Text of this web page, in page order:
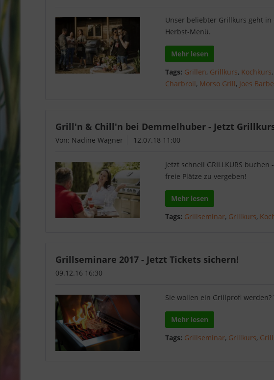
Unser beliebter Grillkurs geht in
Herbst-Menü.
Mehr lesen
Tags: Grillen, Grillkurs, Kochkurs,
Charbroil, Morso Grill, Joes
Grill'n & Chill'n bei Demmelhuber - Jetzt
Von: Nadine Wagner 12.07.18 11:00
Jetzt schnell GRILLKURS
freie Plätze zu vergeben!
Mehr lesen
Tags: Grillseminar, Grillkurs,
Grillseminare 2017 - Jetzt Tickets sichern!
09.12.16 16:30
Sie wollen ein Grillprofi
Mehr lesen
Tags: Grillseminar, Grillkurs,